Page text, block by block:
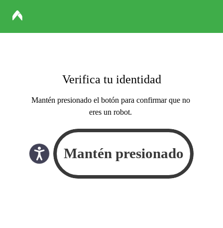
Verifica tu identidad
Mantén presionado el botón para confirmar que no
eres un robot.